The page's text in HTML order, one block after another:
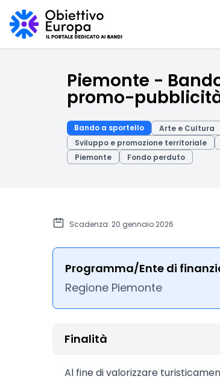
Piemonte -
promo-
Bando a sportello Arte e Cultura
Sviluppo e promozione territoriale
Piemonte
Fondo perduto
Scadenza: 20 gennaio 2026
Programma/Ente di
Regione Piemonte
Finalità
Al fine di valorizzare